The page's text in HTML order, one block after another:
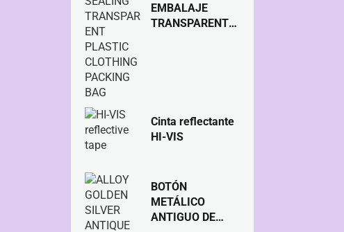
EMBALAJE
TRANSPARENTE
Cinta reflectante
HI-VIS
BOTÓN
METÁLICO
ANTIGUO DE